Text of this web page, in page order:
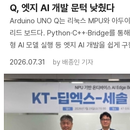
Q, 엣지 AI 개발 문턱 낮췄다
Arduino UNO Q는 리눅스 MPU와 아두
리드 보드다. Python·C++·Bridge를 통
형 AI 모델 실행 등 엣지 AI 개발을 쉽게 구
2026.07.31
by 배종인 기자